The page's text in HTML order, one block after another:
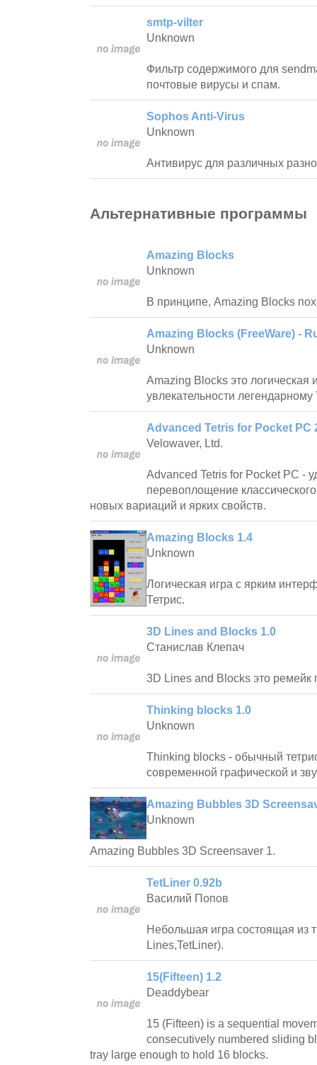
smtp-vilter
Unknown
Фильтр содержимого для
почтовые вирусы и спам.
Sophos Anti-Virus
Unknown
Антивирус для различных
Альтернативные программы
Amazing Blocks
Unknown
В принципе, Amazing Blocks
Amazing Blocks (FreeWare) -
Unknown
Amazing Blocks это логическая
увлекательности легендарному
Advanced Tetris for Pocket PC
Velowaver, Ltd.
Advanced Tetris for Pocket PC -
перевоплощение
новых вариаций и ярких свойств.
Amazing Blocks 1.4
Unknown
Логическая игра с ярким
Тетрис.
3D Lines and Blocks 1.0
Станислав Клепач
3D Lines and Blocks это ремейк
Thinking blocks 1.0
Unknown
Thinking blocks - обычный
современной графической и
Amazing Bubbles 3D
Unknown
Amazing Bubbles 3D Screensaver 1.
TetLiner 0.92b
Василий Попов
Небольшая игра состоящая из
Lines,TetLiner).
15(Fifteen) 1.2
Deaddybear
15 (Fifteen) is a sequential
consecutively numbered sliding
tray large enough to hold 16 blocks.